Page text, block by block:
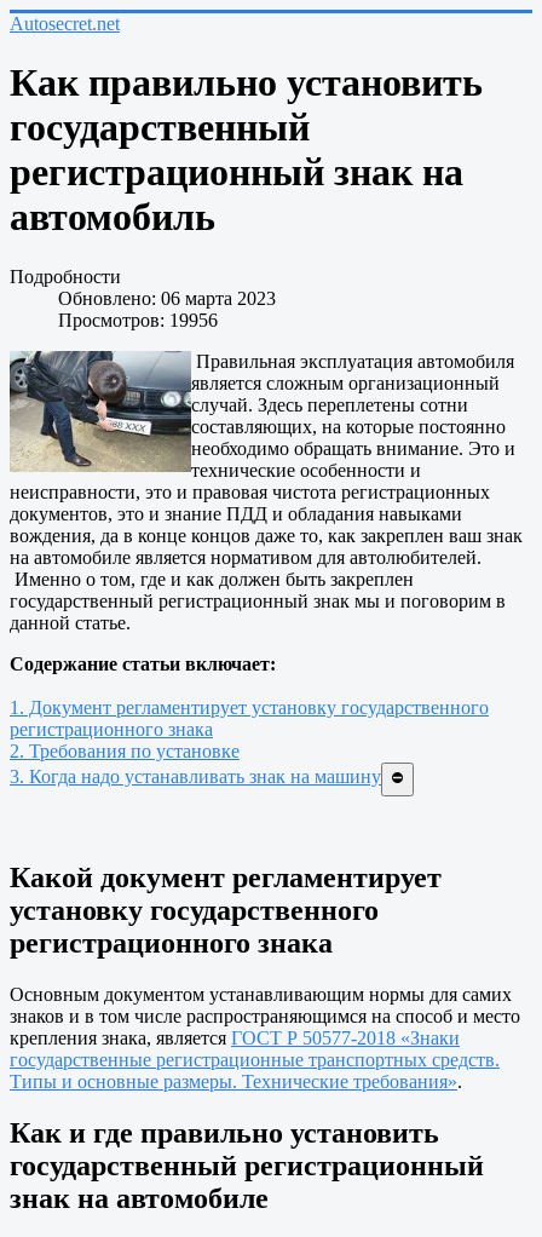
Autosecret.net
Как правильно установить
государственный
регистрационный знак на
автомобиль
Подробности
Обновлено: 06 марта 2023
Просмотров: 19956
Правильная эксплуатация автомобиля
является сложным организационный
случай. Здесь переплетены сотни
составляющих, на которые постоянно
необходимо обращать внимание. Это и
технические особенности и
неисправности, это и правовая чистота регистрационных
документов, это и знание ПДД и обладания навыками
вождения, да в конце концов даже то, как закреплен ваш знак
на автомобиле является нормативом для автолюбителей.
Именно о том, где и как должен быть закреплен
государственный регистрационный знак мы и поговорим в
данной статье.
Содержание статьи включает:
1. Документ регламентирует установку государственного
регистрационного знака
2. Требования по установке
3. Когда надо устанавливать знак на машину ⛔
Какой документ регламентирует
установку государственного
регистрационного знака
Основным документом устанавливающим нормы для самих
знаков и в том числе распространяющимся на способ и место
крепления знака, является ГОСТ Р 50577-2018 «Знаки
государственные регистрационные транспортных средств.
Типы и основные размеры. Технические требования».
Как и где правильно установить
государственный регистрационный
знак на автомобиле